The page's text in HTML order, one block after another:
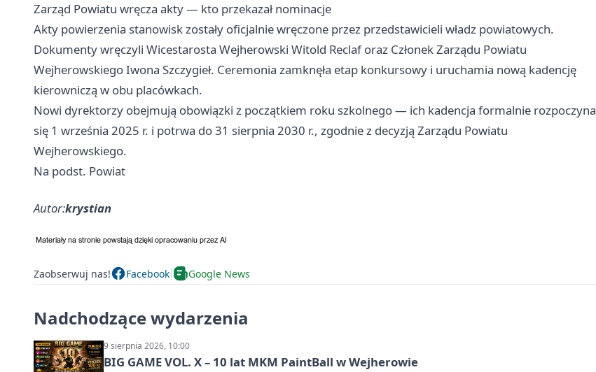
Zarząd Powiatu wręcza akty — kto przekazał nominacje
Akty powierzenia stanowisk zostały oficjalnie wręczone przez przedstawicieli władz powiatowych.
Dokumenty wręczyli Wicestarosta Wejherowski Witold Reclaf oraz Członek Zarządu Powiatu
Wejherowskiego Iwona Szczygieł. Ceremonia zamknęła etap konkursowy i uruchamia nową kadencję
kierowniczą w obu placówkach.
Nowi dyrektorzy obejmują obowiązki z początkiem roku szkolnego — ich kadencja formalnie rozpoczyna
się 1 września 2025 r. i potrwa do 31 sierpnia 2030 r., zgodnie z decyzją Zarządu Powiatu
Wejherowskiego.
Na podst. Powiat
Autor:krystian
Zaobserwuj nas! Facebook Google News
Nadchodzące wydarzenia
9 sierpnia 2026, 10:00
BIG GAME VOL. X – 10 lat MKM PaintBall w Wejherowie